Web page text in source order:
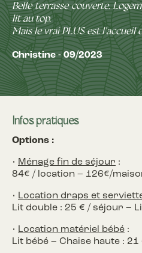
Belle terrasse couverte.
lit au top.
Mais le vrai PLUS est l'accueil
Christine - 09/2023
Infos pratiques
Options :
• Ménage fin de séjour :
84€ / location – 126€/
• Location draps et
Lit double : 25 € / séjour –
• Location matériel bébé :
Lit bébé – Chaise haute :